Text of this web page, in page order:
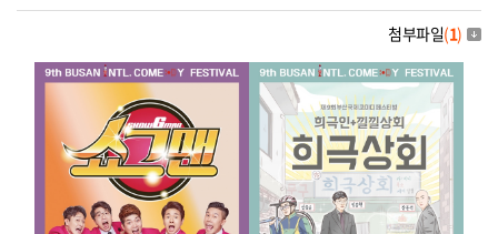
첨부파일(1)